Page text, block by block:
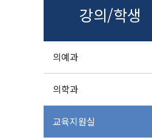
강의/학생
의예과
의학과
교육지원실